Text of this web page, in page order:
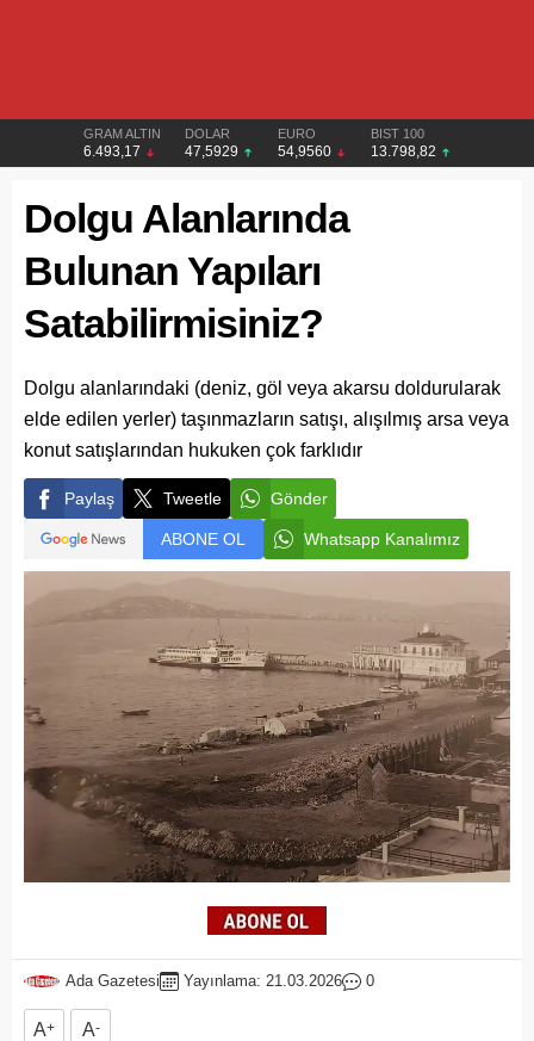
GRAM ALTIN
6.493,17
DOLAR
47,5929
EURO
54,9560
BIST 100
13.798,82
Dolgu Alanlarında
Bulunan Yapıları
Satabilirmisiniz?
Dolgu alanlarındaki (deniz, göl veya akarsu doldurularak
elde edilen yerler) taşınmazların satışı, alışılmış arsa veya
konut satışlarından hukuken çok farklıdır
Paylaş Tweetle Gönder
ABONE OL Whatsapp Kanalımız
Ada Gazetesi Yayınlama: 21.03.2026 0
A+ A-